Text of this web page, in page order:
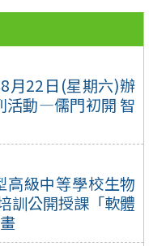
月22日(星期六)辦
活動—儒門初開 智
高級中等學校生物
訓公開授課「軟體